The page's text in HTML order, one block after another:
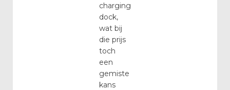
charging
dock,
wat bij
die prijs
toch
een
gemiste
kans